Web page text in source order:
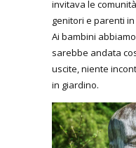
invitava le
genitori e parenti
Ai bambini
sarebbe andata
uscite, niente
in giardino.